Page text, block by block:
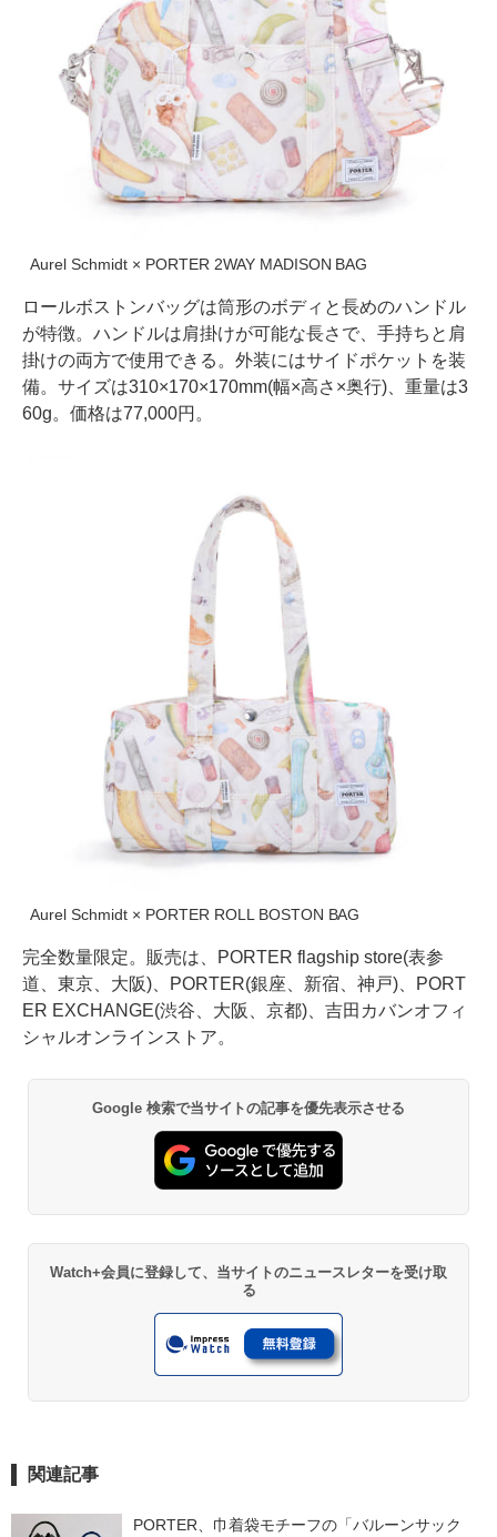
Aurel Schmidt × PORTER 2WAY MADISON BAG
ロールボストンバッグは筒形のボディと長めのハンドル
が特徴。ハンドルは肩掛けが可能な長さで、手持ちと肩
掛けの両方で使用できる。外装にはサイドポケットを装
備。サイズは310×170×170mm(幅×高さ×奥行)、重量は3
60g。価格は77,000円。
Aurel Schmidt × PORTER ROLL BOSTON BAG
完全数量限定。販売は、PORTER flagship store(表参
道、東京、大阪)、PORTER(銀座、新宿、神戸)、PORT
ER EXCHANGE(渋谷、大阪、京都)、吉田カバンオフィ
シャルオンラインストア。
Google 検索で当サイトの記事を優先表示させる
Watch+会員に登録して、当サイトのニュースレターを受け取
る
関連記事
PORTER、巾着袋モチーフの「バルーンサック